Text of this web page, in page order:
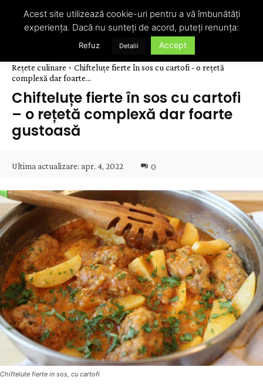
Rețete culinare
Chifteluțe fierte în sos cu cartofi - o rețetă
complexă dar foarte...
Chifteluțe fierte în sos cu cartofi
– o rețetă complexă dar foarte
gustoasă
Ultima actualizare: apr. 4, 2022 0
Chiftelute fierte in sos, cu cartofi
Acest site utilizează cookie-uri pentru a vă îmbunătăți
experiența. Dacă nu sunteți de acord, puteți renunța:
Refuz Detalii Accept